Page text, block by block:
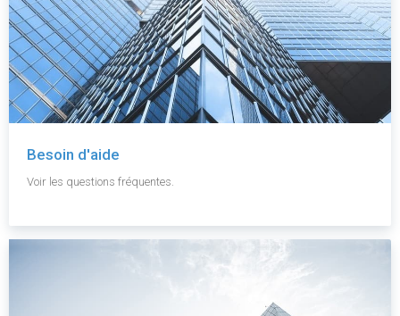
Besoin d'aide
Voir les questions fréquentes.